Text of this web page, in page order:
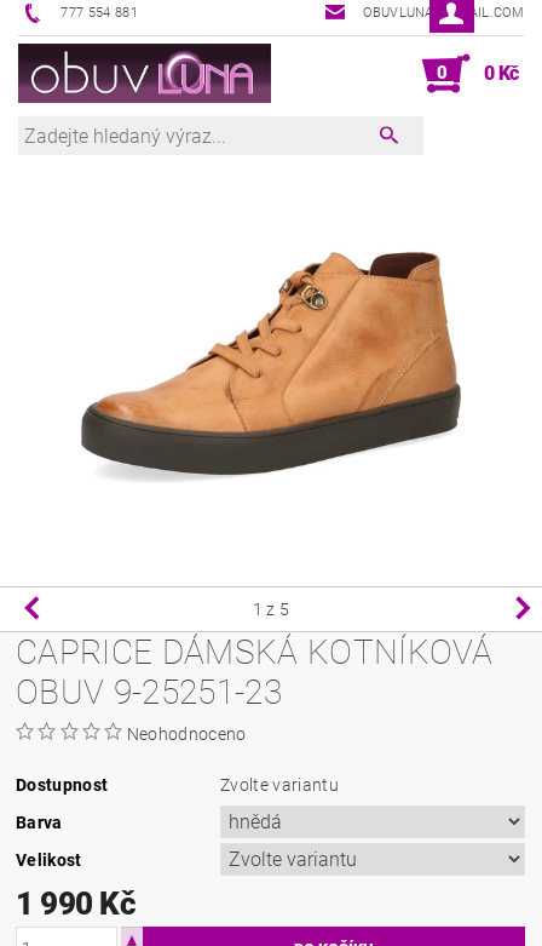
777 554 881 OBUVLUNA@GMAIL.COM
0 0 Kč
1 z 5
CAPRICE DÁMSKÁ KOTNÍKOVÁ
OBUV 9-25251-23
Neohodnoceno
Dostupnost
Zvolte variantu
Barva
Velikost
1 990 Kč